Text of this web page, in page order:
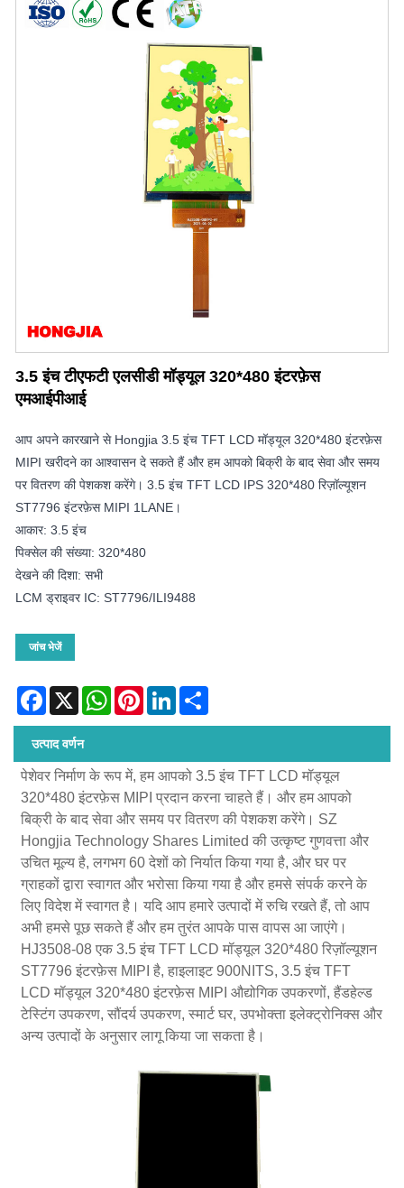
3.5 इंच टीएफटी एलसीडी मॉड्यूल 320*480 इंटरफ़ेस
एमआईपीआई
आप अपने कारखाने से Hongjia 3.5 इंच TFT LCD मॉड्यूल 320*480 इंटरफ़ेस
MIPI खरीदने का आश्वासन दे सकते हैं और हम आपको बिक्री के बाद सेवा और समय
पर वितरण की पेशकश करेंगे। 3.5 इंच TFT LCD IPS 320*480 रिज़ॉल्यूशन
ST7796 इंटरफ़ेस MIPI 1LANE।
आकार: 3.5 इंच
पिक्सेल की संख्या: 320*480
देखने की दिशा: सभी
LCM ड्राइवर IC: ST7796/ILI9488
जांच भेजें
Facebook
X WhatsAppPinterestLinkedIn
उत्पाद वर्णन
पेशेवर निर्माण के रूप में, हम आपको 3.5 इंच TFT LCD मॉड्यूल
320*480 इंटरफ़ेस MIPI प्रदान करना चाहते हैं। और हम आपको
बिक्री के बाद सेवा और समय पर वितरण की पेशकश करेंगे। SZ
Hongjia Technology Shares Limited की उत्कृष्ट गुणवत्ता और
उचित मूल्य है, लगभग 60 देशों को निर्यात किया गया है, और घर पर
ग्राहकों द्वारा स्वागत और भरोसा किया गया है और हमसे संपर्क करने के
लिए विदेश में स्वागत है। यदि आप हमारे उत्पादों में रुचि रखते हैं, तो आप
अभी हमसे पूछ सकते हैं और हम तुरंत आपके पास वापस आ जाएंगे।
HJ3508-08 एक 3.5 इंच TFT LCD मॉड्यूल 320*480 रिज़ॉल्यूशन
ST7796 इंटरफ़ेस MIPI है, हाइलाइट 900NITS, 3.5 इंच TFT
LCD मॉड्यूल 320*480 इंटरफ़ेस MIPI औद्योगिक उपकरणों, हैंडहेल्ड
टेस्टिंग उपकरण, सौंदर्य उपकरण, स्मार्ट घर, उपभोक्ता इलेक्ट्रोनिक्स और
अन्य उत्पादों के अनुसार लागू किया जा सकता है।